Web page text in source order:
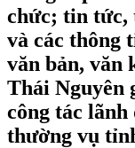
chức; tin
và các thông
văn bản, văn
Thái Nguyên
công tác lãnh
thường vụ